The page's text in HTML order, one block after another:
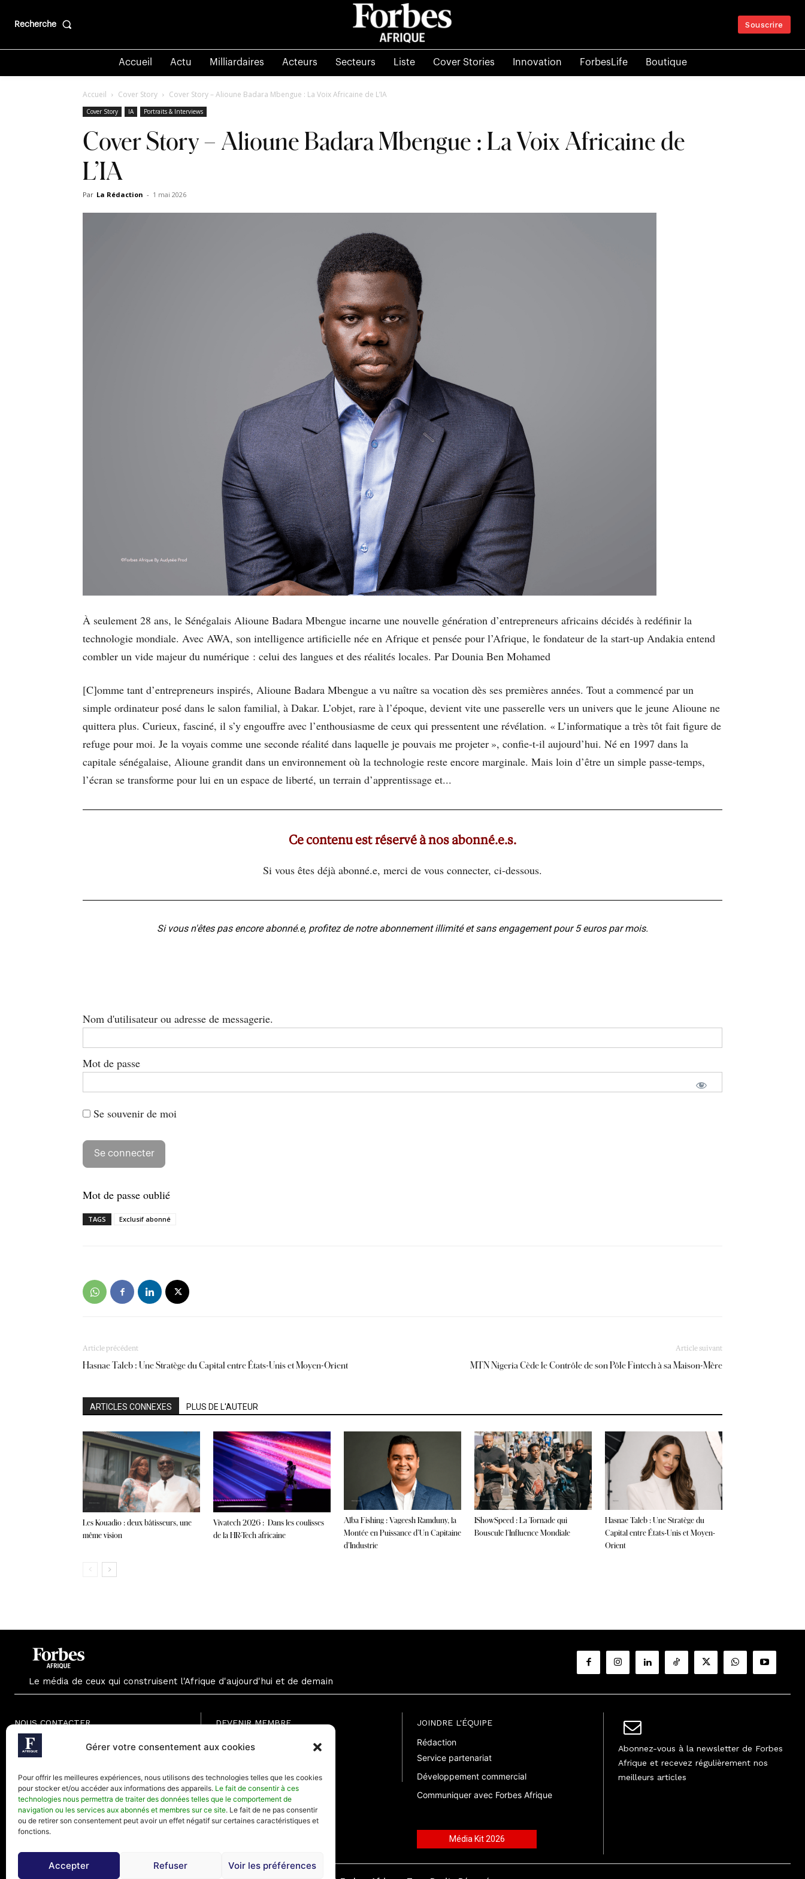
Gérer votre consentement aux cookies
Pour offrir les meilleures expériences, nous utilisons des technologies telles que les cookies
pour stocker et/ou accéder aux informations des appareils. Le fait de consentir à ces
technologies nous permettra de traiter des données telles que le comportement de
navigation ou les services aux abonnés et membres sur ce site. Le fait de ne pas consentir
ou de retirer son consentement peut avoir un effet négatif sur certaines caractéristiques et
fonctions.
Accepter Refuser Voir les préférences
Recherche Souscrire
Accueil Actu Milliardaires Acteurs Secteurs Liste Cover Stories Innovation ForbesLife Boutique
Accueil Cover Story Cover Story – Alioune Badara Mbengue : La Voix Africaine de L’IA
Cover Story IA Portraits & Interviews
Cover Story – Alioune Badara Mbengue : La Voix Africaine de
L’IA
Par La Rédaction - 1 mai 2026
À seulement 28 ans, le Sénégalais Alioune Badara Mbengue incarne une nouvelle génération d’entrepreneurs africains décidés à redéfinir la
technologie mondiale. Avec AWA, son intelligence artificielle née en Afrique et pensée pour l’Afrique, le fondateur de la start-up Andakia entend
combler un vide majeur du numérique : celui des langues et des réalités locales. Par Dounia Ben Mohamed
[C]omme tant d’entrepreneurs inspirés, Alioune Badara Mbengue a vu naître sa vocation dès ses premières années. Tout a commencé par un
simple ordinateur posé dans le salon familial, à Dakar. L’objet, rare à l’époque, devient vite une passerelle vers un univers que le jeune Alioune ne
quittera plus. Curieux, fasciné, il s’y engouffre avec l’enthousiasme de ceux qui pressentent une révélation. « L’informatique a très tôt fait figure de
refuge pour moi. Je la voyais comme une seconde réalité dans laquelle je pouvais me projeter », confie-t-il aujourd’hui. Né en 1997 dans la
capitale sénégalaise, Alioune grandit dans un environnement où la technologie reste encore marginale. Mais loin d’être un simple passe-temps,
l’écran se transforme pour lui en un espace de liberté, un terrain d’apprentissage et...
Ce contenu est réservé à nos abonné.e.s.
Si vous êtes déjà abonné.e, merci de vous connecter, ci-dessous.
Si vous n'êtes pas encore abonné.e, profitez de notre abonnement illimité et sans engagement pour 5 euros par mois.
Nom d'utilisateur ou adresse de messagerie.
Mot de passe
Se souvenir de moi
Mot de passe oublié
TAGS Exclusif abonné
Article précédent
Hasnae Taleb : Une Stratège du Capital entre États-Unis et Moyen-Orient
Article suivant
MTN Nigeria Cède le Contrôle de son Pôle Fintech à sa Maison-Mère
ARTICLES CONNEXES PLUS DE L'AUTEUR
Les Kouadio : deux bâtisseurs, une
même vision
Vivatech 2026 : Dans les coulisses
de la HR-Tech africaine
Alba Fishing : Vageesh Ramduny, la
Montée en Puissance d’Un Capitaine
d’Industrie
IShowSpeed : La Tornade qui
Bouscule l’Influence Mondiale
Hasnae Taleb : Une Stratège du
Capital entre États-Unis et Moyen-
Orient
Le média de ceux qui construisent l'Afrique d'aujourd'hui et de demain
NOUS CONTACTER
Paris - France
Mail : contact@forbesafrique.com
DEVENIR MEMBRE
Formule Gratuite
Formule Annuelle
JOINDRE L'ÉQUIPE
Rédaction
Service partenariat
Développement commercial
Communiquer avec Forbes Afrique
Média Kit 2026
Abonnez-vous à la newsletter de Forbes
Afrique et recevez régulièrement nos
meilleurs articles